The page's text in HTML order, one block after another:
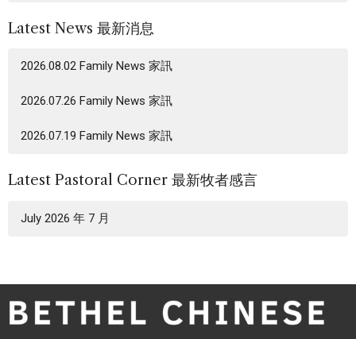
Latest News 最新消息
2026.08.02 Family News 家訊
2026.07.26 Family News 家訊
2026.07.19 Family News 家訊
Latest Pastoral Corner 最新牧者感言
July 2026 年 7 月